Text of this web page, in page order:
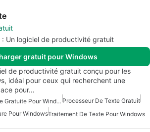
: Un logiciel de productivité gratuit
gratuit pour Windows
de productivité gratuit conçu pour les
idéal pour ceux qui recherchent une
pour…
Suite Bureautique Gratuite Pour Windows Processeur De Texte Gratuit
Pour WindowsTraitement De Texte Pour Windows